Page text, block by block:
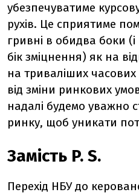
убезпечуватиме
рухів. Це сприятиме
гривні в обидва боки
бік зміцнення) як на
на триваліших
від зміни ринкових
надалі будемо уважно
ринку, щоб уникати
Замість P. S.
Перехід НБУ до